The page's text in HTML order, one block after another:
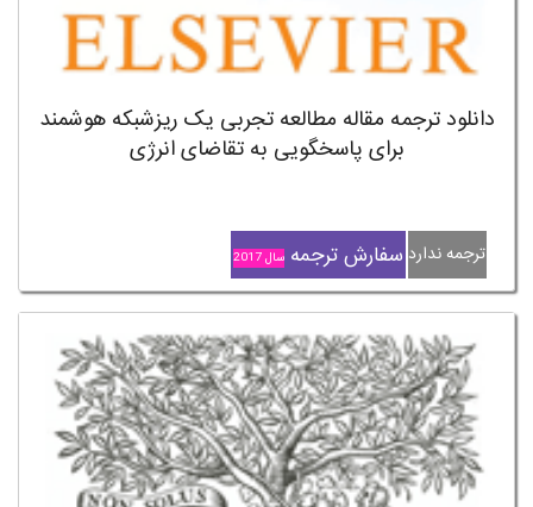
دانلود ترجمه مقاله مطالعه تجربی یک ریزشبکه هوشمند
برای پاسخگویی به تقاضای انرژی
ترجمه ندارد سفارش ترجمه سال 2017